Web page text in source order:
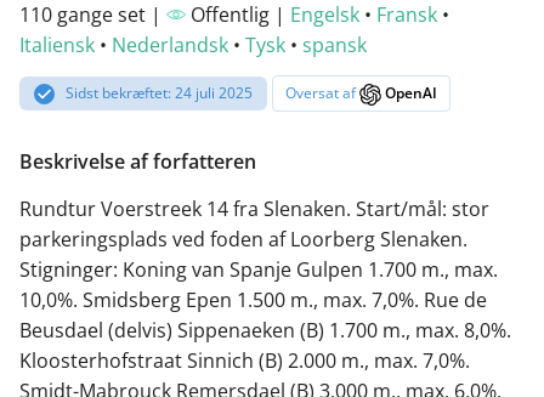
110 gange set | Offentlig | Engelsk • Fransk •
Italiensk • Nederlandsk • Tysk • spansk
Sidst bekræftet: 24 juli 2025 Oversat af OpenAI
Beskrivelse af forfatteren
Rundtur Voerstreek 14 fra Slenaken. Start/mål: stor
parkeringsplads ved foden af Loorberg Slenaken.
Stigninger: Koning van Spanje Gulpen 1.700 m., max.
10,0%. Smidsberg Epen 1.500 m., max. 7,0%. Rue de
Beusdael (delvis) Sippenaeken (B) 1.700 m., max. 8,0%.
Kloosterhofstraat Sinnich (B) 2.000 m., max. 7,0%.
Smidt-Mabrouck Remersdael (B) 3.000 m., max. 6,0%.